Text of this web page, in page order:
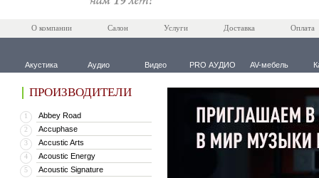
О компании Салон Услуги Доставка Оплата
Акустика Аудио Видео PRO АУДИО AV-мебель
ПРОИЗВОДИТЕЛИ
1 Abbey Road
2 Accuphase
3 Accustic Arts
4 Acoustic Energy
5 Acoustic Signature